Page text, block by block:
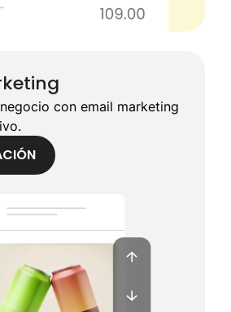
con email marketing